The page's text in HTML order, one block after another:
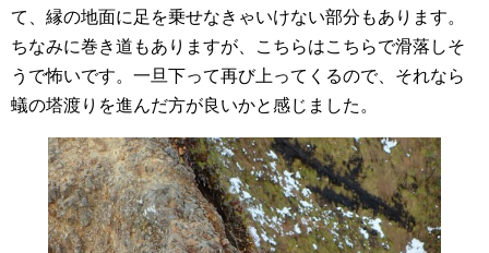
て、縁の地面に足を乗せなきゃいけない部分もあります。
ちなみに巻き道もありますが、こちらはこちらで滑落しそ
うで怖いです。一旦下って再び上ってくるので、それなら
蟻の塔渡りを進んだ方が良いかと感じました。